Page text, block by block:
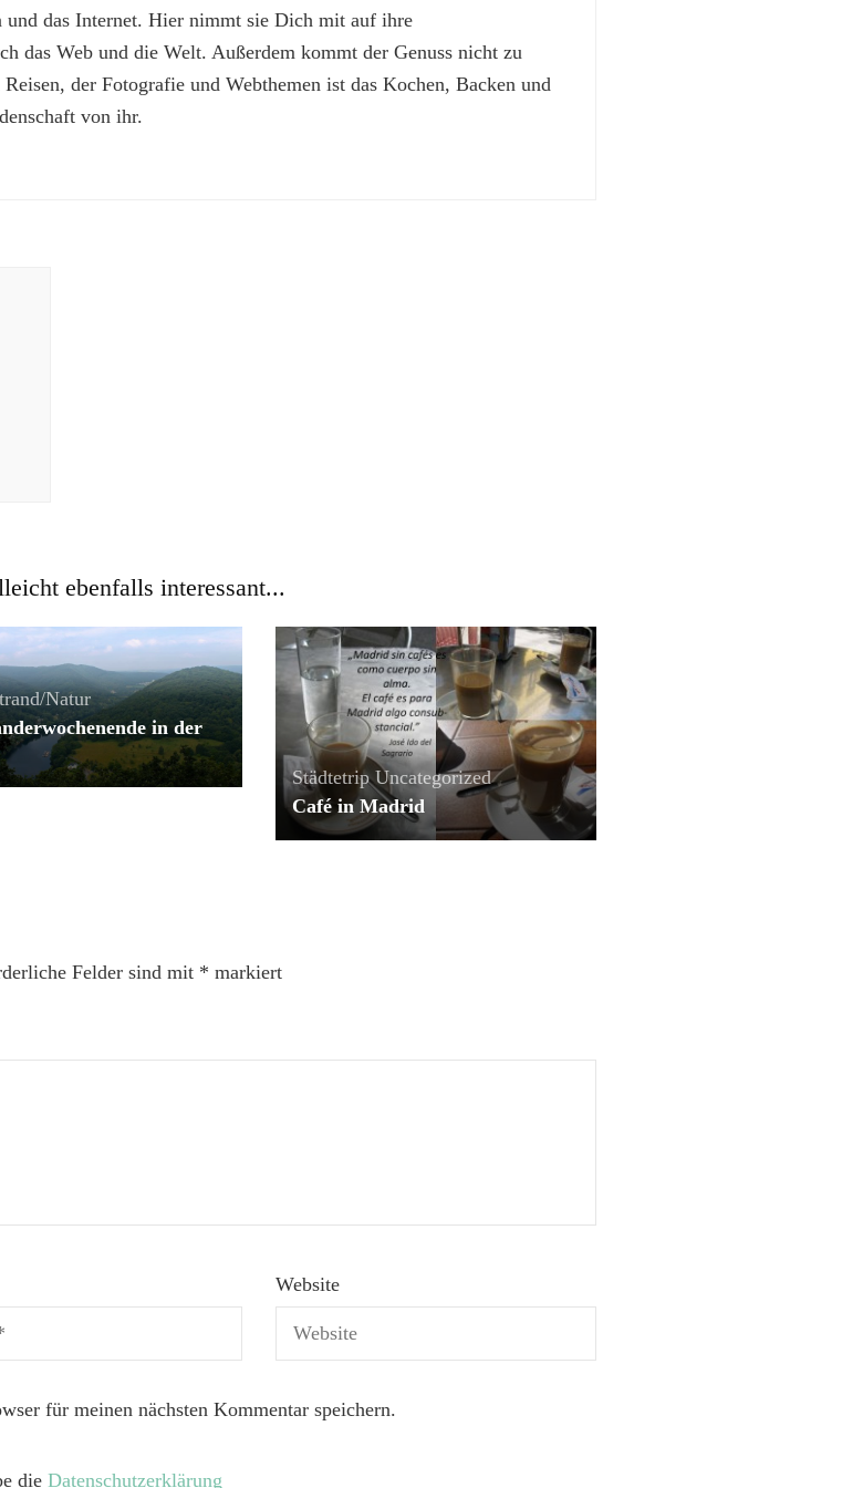
und das Internet. Hier nimmt sie Dich mit auf ihre
das Web und die Welt. Außerdem kommt der Genuss nicht zu
der Fotografie und Webthemen ist das Kochen, Backen und
von ihr.
ebenfalls interessant...
Natur
in der
Städtetrip Uncategorized
Café in Madrid
Felder sind mit * markiert
Website
für meinen nächsten Kommentar speichern.
die Datenschutzerklärung